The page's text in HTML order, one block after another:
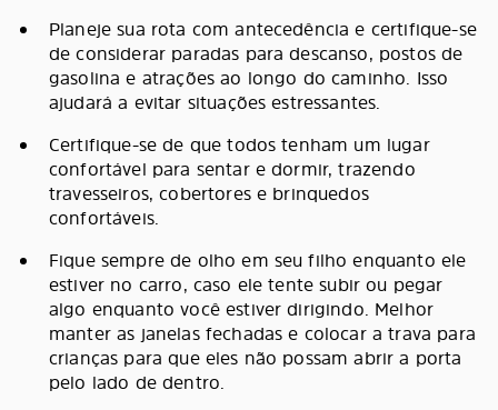
Planeje sua rota com antecedência e certifique-se
de considerar paradas para descanso, postos de
gasolina e atrações ao longo do caminho. Isso
ajudará a evitar situações estressantes.
Certifique-se de que todos tenham um lugar
confortável para sentar e dormir, trazendo
travesseiros, cobertores e brinquedos
confortáveis.
Fique sempre de olho em seu filho enquanto ele
estiver no carro, caso ele tente subir ou pegar
algo enquanto você estiver dirigindo. Melhor
manter as janelas fechadas e colocar a trava para
crianças para que eles não possam abrir a porta
pelo lado de dentro.